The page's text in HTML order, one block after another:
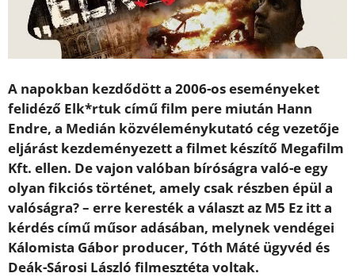
A napokban kezdődött a 2006-os eseményeket
felidéző Elk*rtuk című film pere miután Hann
Endre, a Medián közvéleménykutató cég vezetője
eljárást kezdeményezett a filmet készítő Megafilm
Kft. ellen. De vajon valóban bíróságra való-e egy
olyan fikciós történet, amely csak részben épül a
valóságra? – erre keresték a választ az M5 Ez itt a
kérdés című műsor adásában, melynek vendégei
Kálomista Gábor producer, Tóth Máté ügyvéd és
Deák-Sárosi László filmesztéta voltak.